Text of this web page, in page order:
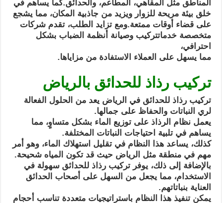
المناطق مثل المقاهي، المطاعم، والحدائق.كما يساهم في
خلق بيئة مريحة للزوار ويزيد من جاذبية المكان، مما يشجع
على قضاء أوقات ممتعة.ومع تزايد الطلب، تقدم شركات
متخصصة خدماتتركيب وصيانة أنظمة الضباب بشكل
احترافي،
مما يسهل على العملاء الاستفادة من مزاياها.
تركيب رذاذ للحدائق بالرياض
تركيب رذاذ للحدائق في الرياض يعد من الحلول الفعالة
لري النباتات والحفاظ على جمالها.
يعمل نظام الرذاذ على توزيع الماء بشكل متساوٍ، مما
يساهم في تلبية احتياجات النباتات المختلفة.
كذلك، يساعد هذا النظام في تقليل استهلاك الماء، وهو أمر
مهم في منطقة مثل الرياض حيث قد تكون المياه شحيحة.
بالإضافة إلى ذلك، يوفر تركيب رذاذ للحدائق سهولة في
الاستخدام، مما يجعل من السهل على أصحاب الحدائق
العناية بنباتاتهم.
يمكن تنفيذ هذا النظام باستراتيجيات متعددة تناسب أحجام